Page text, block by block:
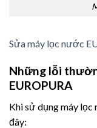
Sửa máy lọc nước
Những lỗi
EUROPURA
Khi sử dụng máy lọc
đây: